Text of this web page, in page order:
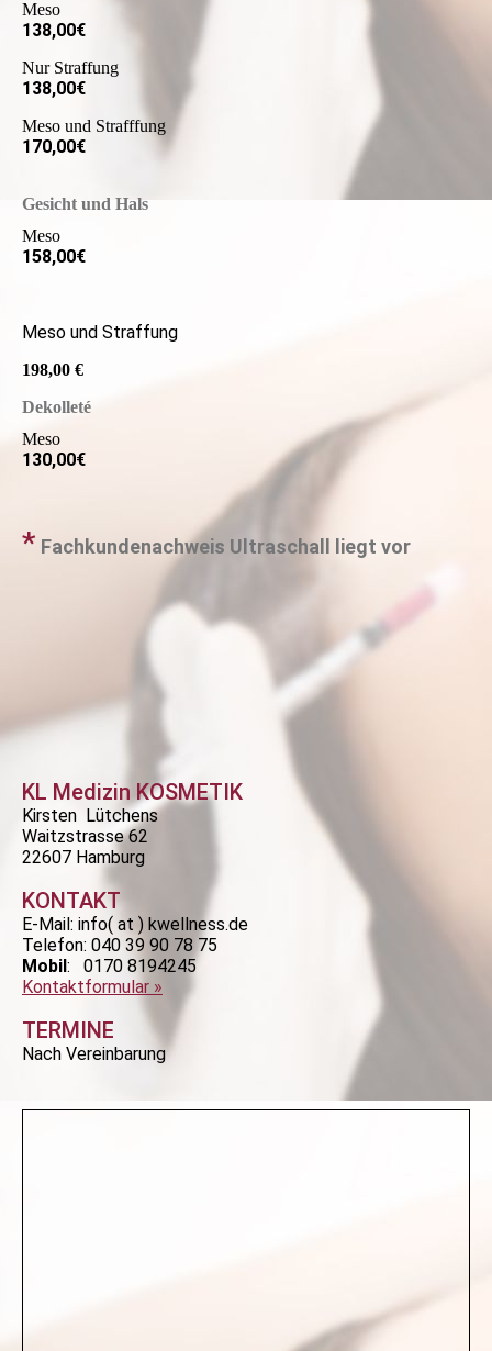
Meso
138,00€
Nur Straffung
138,00€
Meso und Strafffung
170,00€
Gesicht und Hals
Meso
158,00€
Meso und Straffung
198,00 €
Dekolleté
Meso
130,00€
* Fachkundenachweis Ultraschall liegt vor
KL Medizin KOSMETIK
Kirsten Lütchens
Waitzstrasse 62
22607 Hamburg
KONTAKT
E-Mail: info( at ) kwellness.de
Telefon: 040 39 90 78 75
Mobil : 0170 8194245
Kontaktformular »
TERMINE
Nach Vereinbarung